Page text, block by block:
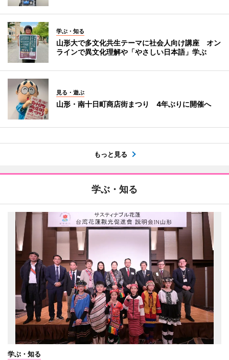
学ぶ・知る
山形大で多文化共生テーマに社会人向け講座 オン
ラインで異文化理解や「やさしい日本語」学ぶ
見る・遊ぶ
山形・南十日町商店街まつり 4年ぶりに開催へ
もっと見る
学ぶ・知る
学ぶ・知る